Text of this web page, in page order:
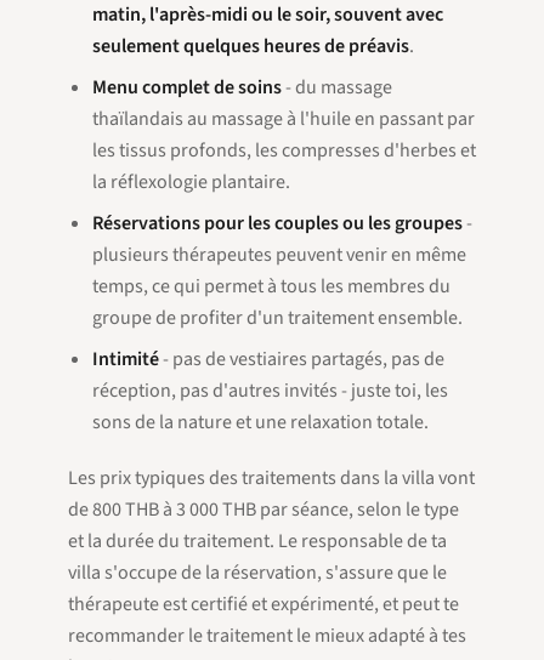
matin, l'après-midi ou le soir, souvent avec
seulement quelques heures de préavis.
Menu complet de soins- du massage
thaïlandais au massage à l'huile en passant par
les tissus profonds, les compresses d'herbes et
la réflexologie plantaire.
Réservations pour les couples ou les groupes-
plusieurs thérapeutes peuvent venir en même
temps, ce qui permet à tous les membres du
groupe de profiter d'un traitement ensemble.
Intimité- pas de vestiaires partagés, pas de
réception, pas d'autres invités - juste toi, les
sons de la nature et une relaxation totale.
Les prix typiques des traitements dans la villa vont
de 800 THB à 3 000 THB par séance, selon le type
et la durée du traitement. Le responsable de ta
villa s'occupe de la réservation, s'assure que le
thérapeute est certifié et expérimenté, et peut te
recommander le traitement le mieux adapté à tes